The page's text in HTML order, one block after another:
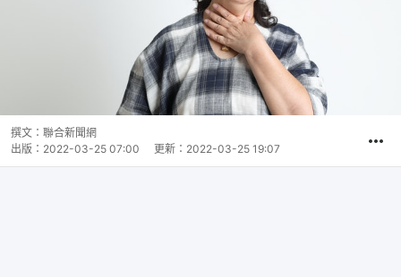
撰文： 聯合新聞網
出版： 2022-03-25 07:00 更新： 2022-03-25 19:07